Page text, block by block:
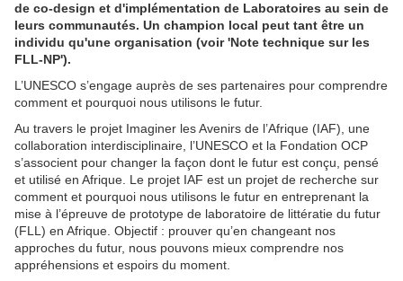
de co-design et d'implémentation de Laboratoires au sein de
leurs communautés. Un champion local peut tant être un
individu qu'une organisation (voir 'Note technique sur les
FLL-NP').
L’UNESCO s’engage auprès de ses partenaires pour comprendre
comment et pourquoi nous utilisons le futur.
Au travers le projet Imaginer les Avenirs de l’Afrique (IAF), une
collaboration interdisciplinaire, l’UNESCO et la Fondation OCP
s’associent pour changer la façon dont le futur est conçu, pensé
et utilisé en Afrique. Le projet IAF est un projet de recherche sur
comment et pourquoi nous utilisons le futur en entreprenant la
mise à l’épreuve de prototype de laboratoire de littératie du futur
(FLL) en Afrique. Objectif : prouver qu’en changeant nos
approches du futur, nous pouvons mieux comprendre nos
appréhensions et espoirs du moment.